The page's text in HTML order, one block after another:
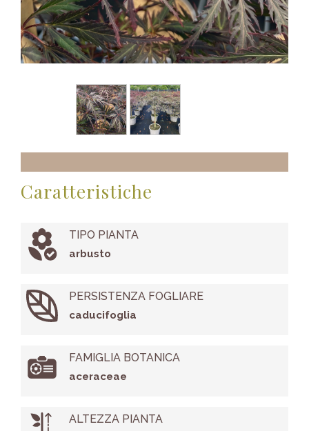
Caratteristiche
TIPO PIANTA
arbusto
PERSISTENZA FOGLIARE
caducifoglia
FAMIGLIA BOTANICA
aceraceae
ALTEZZA PIANTA